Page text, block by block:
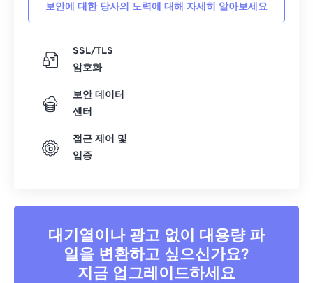
보안에 대한 당사의 노력에 대해 자세히 알아보세요
SSL/TLS
암호화
보안 데이터
센터
접근 제어 및
입증
대기열이나 광고 없이 대용량 파
일을 변환하고 싶으신가요?
지금 업그레이드하세요